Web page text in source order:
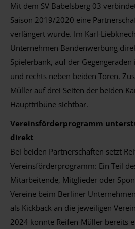
Mit dem SV Babelsberg 03
Saison 2019/2020 eine
verlängert wurde. Im Karl-
Unternehmen Bandenwerbung
Spielerbank, auf der
und rechts neben beiden Toren.
Müller auf drei Seiten der beiden
Haupttribüne sichtbar.
Vereinsförderprogramm
direkt
Bei beiden Partnerschaften setzt
Vereinsförderprogramm: Ein Teil
Mitarbeitende, Mitglieder oder
Vereine beim Berliner
als Kickback an die jeweiligen
2024 konnte Reifen-Müller bereits